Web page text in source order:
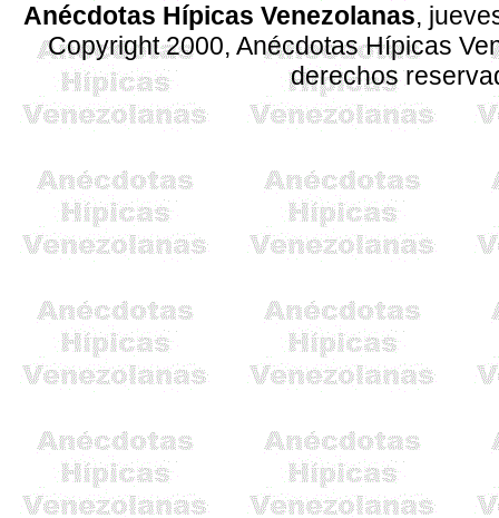
Anécdotas Hípicas Venezolanas,
Copyright 2000, Anécdotas Hípicas
derechos